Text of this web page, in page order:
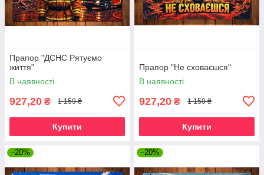
Прапор "ДСНС Рятуємо
життя"
В наявності
927,20 ₴ 1 159 ₴
Купити
Прапор "Не сховаєшся"
В наявності
927,20 ₴ 1 159 ₴
Купити
–20% –20%